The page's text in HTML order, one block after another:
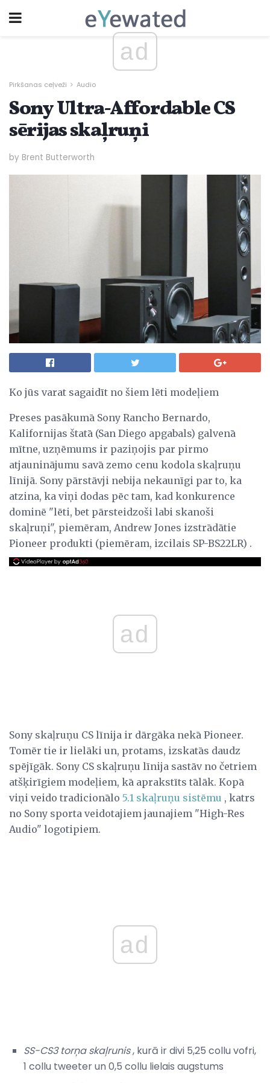
ad
Pirkšanas ceļveži Audio
Sony Ultra-Affordable CS
sērijas skaļruņi
by Brent Butterworth
Ko jūs varat sagaidīt no šiem lēti modeļiem
Preses pasākumā Sony Rancho Bernardo,
Kalifornijas štatā (San Diego apgabals) galvenā
mītne, uzņēmums ir paziņojis par pirmo
atjauninājumu savā zemo cenu kodola skaļruņu
līnijā. Sony pārstāvji nebija nekaunīgi par to, ka
atzina, ka viņi dodas pēc tam, kad konkurence
dominē "lēti, bet pārsteidzoši labi skanoši
skaļruņi", piemēram, Andrew Jones izstrādātie
Pioneer produkti (piemēram, izcilais SP-BS22LR) .
ad
Sony skaļruņu CS līnija ir dārgāka nekā Pioneer.
Tomēr tie ir lielāki un, protams, izskatās daudz
spējīgāk. Sony CS skaļruņu līnija sastāv no četriem
atšķirīgiem modeļiem, kā aprakstīts tālāk. Kopā
viņi veido tradicionālo 5.1 skaļruņu sistēmu , katrs
no Sony sporta veidotajiem jaunajiem "High-Res
Audio" logotipiem.
ad
SS-CS3 torņa skaļrunis, kurā ir divi 5,25 collu vofri,
1 collu tweeter un 0,5 collu lielais augstums